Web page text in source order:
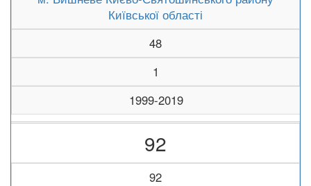
Київської області
48
1
1999-2019
92
92